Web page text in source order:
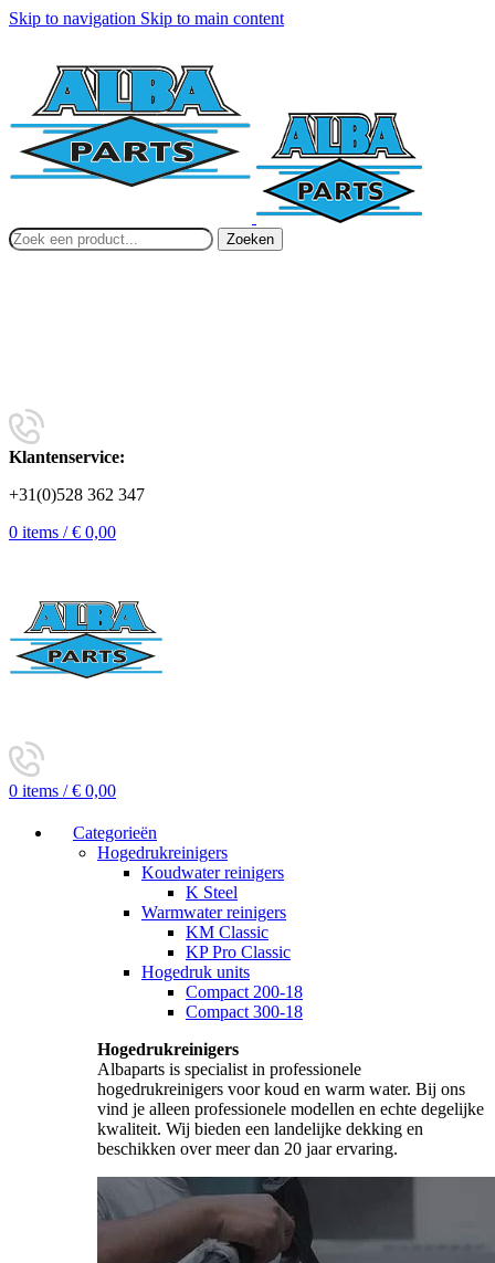
Skip to navigation Skip to main content
Zoeken
Klantenservice:
+31(0)528 362 347
0 items / € 0,00
0 items / € 0,00
Categorieën
Hogedrukreinigers
Koudwater reinigers
K Steel
Warmwater reinigers
KM Classic
KP Pro Classic
Hogedruk units
Compact 200-18
Compact 300-18
Hogedrukreinigers
Albaparts is specialist in professionele
hogedrukreinigers voor koud en warm water. Bij ons
vind je alleen professionele modellen en echte degelijke
kwaliteit. Wij bieden een landelijke dekking en
beschikken over meer dan 20 jaar ervaring.